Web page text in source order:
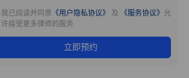
我已阅读并同意 《用户隐私协议》 及 《服务协议》 允
许接受更多律师的服务
立即预约